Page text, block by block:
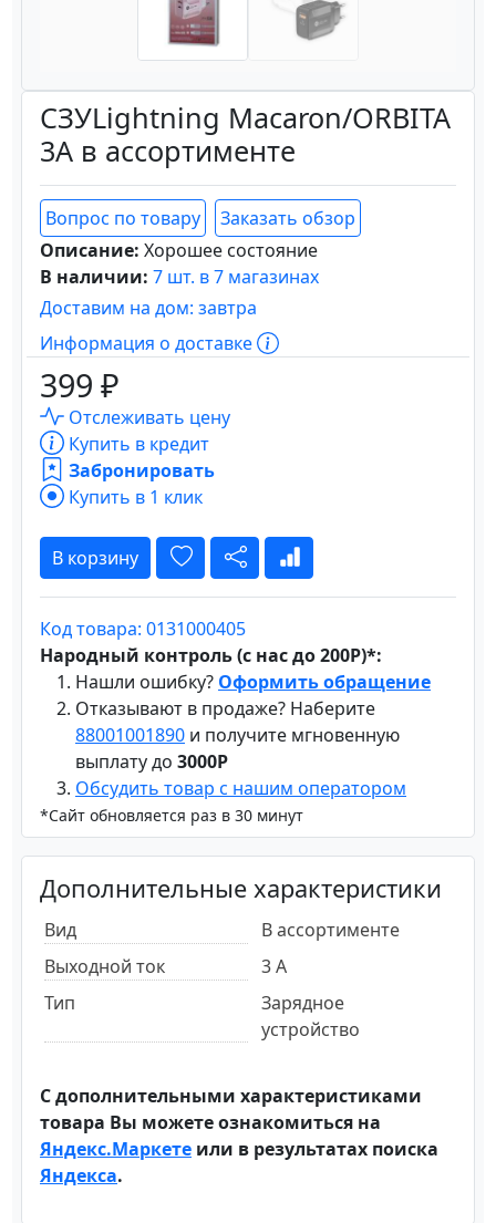
СЗУLightning Macaron/ORBITA
3A в ассортименте
Вопрос по товару
Заказать обзор
Описание: Хорошее состояние
В наличии: 7 шт. в 7 магазинах
Доставим на дом: завтра
Информация о доставке
399 ₽
Отслеживать цену
Купить в кредит
Забронировать
Купить в 1 клик
В корзину
Код товара: 0131000405
Народный контроль (с нас до 200Р)*:
Нашли ошибку? Оформить обращение
Отказывают в продаже? Наберите
88001001890 и получите мгновенную
выплату до 3000Р
Обсудить товар с нашим оператором
*Сайт обновляется раз в 30 минут
Дополнительные характеристики
Вид
В ассортименте
Выходной ток
3 А
Тип
Зарядное
устройство
С дополнительными характеристиками
товара Вы можете ознакомиться на
Яндекс.Маркете или в результатах поиска
Яндекса.